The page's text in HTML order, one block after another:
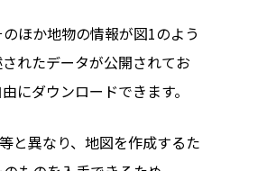
ほか地物の情報が図1のよう
れたデータが公開されてお
にダウンロードできます。
と異なり、地図を作成するた